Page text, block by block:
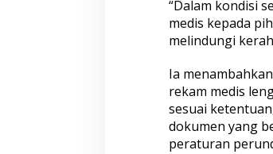
“Dalam kondisi
medis kepada
melindungi
Ia
rekam medis
sesuai
dokumen yang
peraturan